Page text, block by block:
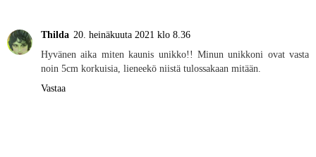
Thilda 20. heinäkuuta 2021 klo 8.36
Hyvänen aika miten kaunis unikko!! Minun unikkoni ovat vasta
noin 5cm korkuisia, lieneekö niistä tulossakaan mitään.
Vastaa